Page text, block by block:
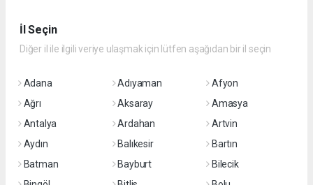
İl Seçin
Diğer il ile ilgili veriye ulaşmak için lütfen aşağıdan bir il seçin
Adana Adıyaman
Afyon
Ağrı
Aksaray
Amasya
Antalya
Ardahan
Artvin
Aydın
Balıkesir
Bartın
Batman
Bayburt
Bilecik